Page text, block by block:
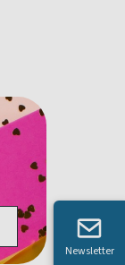
Newsletter